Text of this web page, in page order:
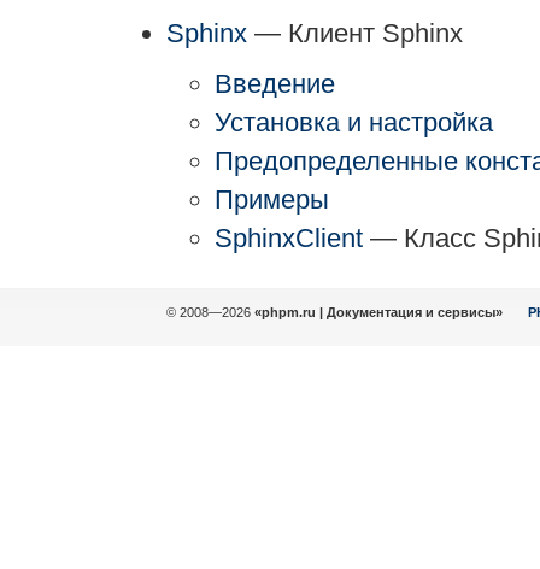
Sphinx — Клиент Sphinx
Введение
Установка и настройка
Предопределенные
Примеры
SphinxClient — Класс
© 2008—2026 «phpm.ru | Документация и сервисы»